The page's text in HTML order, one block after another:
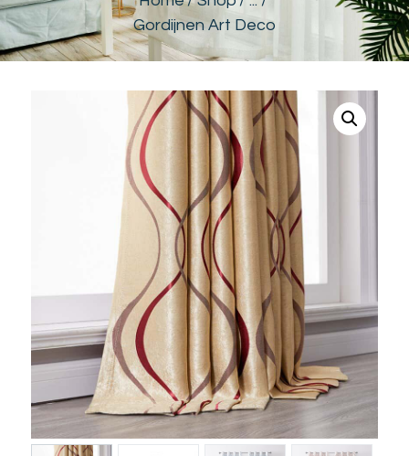
Gordijnen Art Deco
HOME
OVER ONS
VRAGEN
PRIVACY BELEID
SHOP
COOKIEBELEID (EU)